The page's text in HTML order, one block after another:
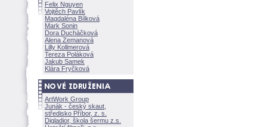
Felix Nguyen
Vojtěch Pavlík
Magdaléna Bílkov
Mark Sonin
Dora Ducháčkov
Alena Zemanov
Lilly Kollmerov
Tereza Polákov
Jakub Samek
Klára Fryčkov
ArtWork Group
Junák - český skaut,
středisko Příbor, z. s.
Digladior, škola šermu z.s.